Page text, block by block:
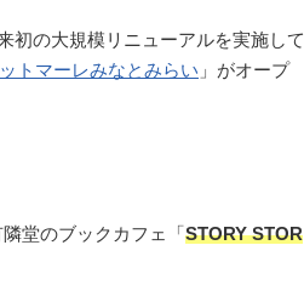
初の大規模リニューアルを実施して
トマーレみなとみらい 」がオープ
隣堂のブックカフェ「STORY STOR